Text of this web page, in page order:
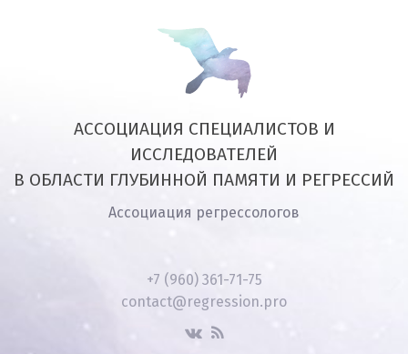
+7 (960) 361-71-75
contact@regression.pro
АССОЦИАЦИЯ СПЕЦИАЛИСТОВ И
ИССЛЕДОВАТЕЛЕЙ
В ОБЛАСТИ ГЛУБИННОЙ ПАМЯТИ И РЕГРЕССИЙ
Ассоциация регрессологов